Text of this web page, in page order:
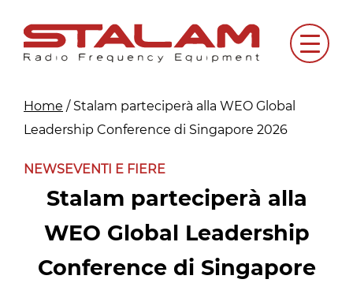
content
Menu
Home / Stalam parteciperà alla WEO Global
Leadership Conference di Singapore 2026
NEWSEVENTI E FIERE
Stalam parteciperà alla
WEO Global Leadership
Conference di Singapore